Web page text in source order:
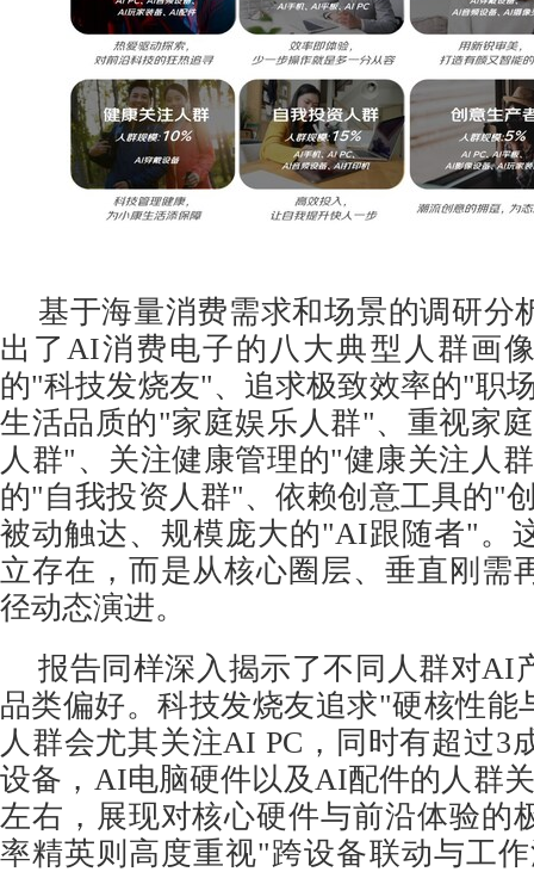
基于海量消费需求和场景的调研分
出了AI消费电子的八大典型人群画
的"科技发烧友"、追求极致效率的"职
生活品质的"家庭娱乐人群"、重视家
人群"、关注健康管理的"健康关注人
的"自我投资人群"、依赖创意工具的"
被动触达、规模庞大的"AI跟随者"。
立存在，而是从核心圈层、垂直刚需
径动态演进。
报告同样深入揭示了不同人群对AI
品类偏好。科技发烧友追求"硬核性能
人群会尤其关注AI PC，同时有超过3
设备，AI电脑硬件以及AI配件的人群
左右，展现对核心硬件与前沿体验的
率精英则高度重视"跨设备联动与工